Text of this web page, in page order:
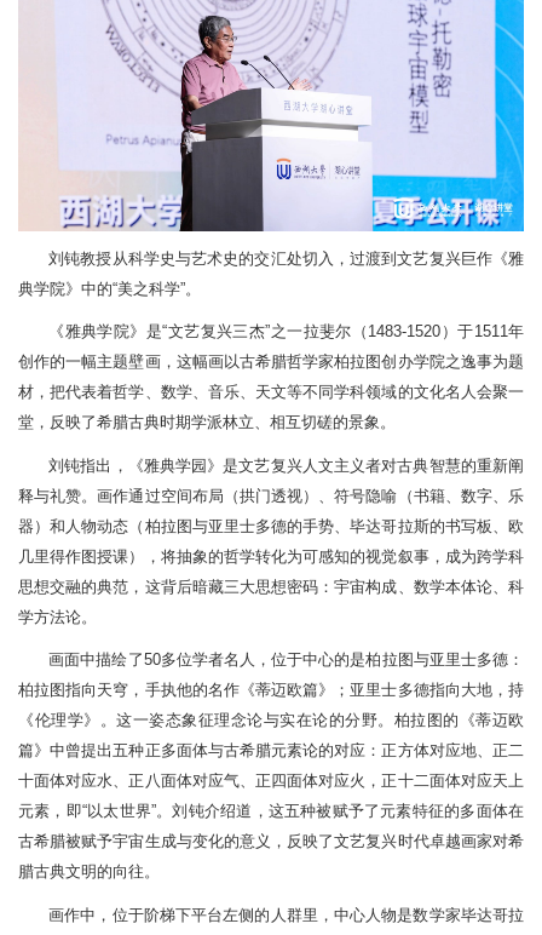
刘钝教授从科学史与艺术史的交汇处切入，过渡到文艺复兴巨作《雅
典学院》中的“美之科学”。
《雅典学院》是“文艺复兴三杰”之一拉斐尔（1483-1520）于1511年
创作的一幅主题壁画，这幅画以古希腊哲学家柏拉图创办学院之逸事为题
材，把代表着哲学、数学、音乐、天文等不同学科领域的文化名人会聚一
堂，反映了希腊古典时期学派林立、相互切磋的景象。
刘钝指出，《雅典学园》是文艺复兴人文主义者对古典智慧的重新阐
释与礼赞。画作通过空间布局（拱门透视）、符号隐喻（书籍、数字、乐
器）和人物动态（柏拉图与亚里士多德的手势、毕达哥拉斯的书写板、欧
几里得作图授课），将抽象的哲学转化为可感知的视觉叙事，成为跨学科
思想交融的典范，这背后暗藏三大思想密码：宇宙构成、数学本体论、科
学方法论。
画面中描绘了50多位学者名人，位于中心的是柏拉图与亚里士多德：
柏拉图指向天穹，手执他的名作《蒂迈欧篇》；亚里士多德指向大地，持
《伦理学》。这一姿态象征理念论与实在论的分野。柏拉图的《蒂迈欧
篇》中曾提出五种正多面体与古希腊元素论的对应：正方体对应地、正二
十面体对应水、正八面体对应气、正四面体对应火，正十二面体对应天上
元素，即“以太世界”。刘钝介绍道，这五种被赋予了元素特征的多面体在
古希腊被赋予宇宙生成与变化的意义，反映了文艺复兴时代卓越画家对希
腊古典文明的向往。
画作中，位于阶梯下平台左侧的人群里，中心人物是数学家毕达哥拉